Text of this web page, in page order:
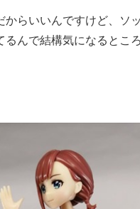
からいいんですけど、ソ
るんで結構気になるところ